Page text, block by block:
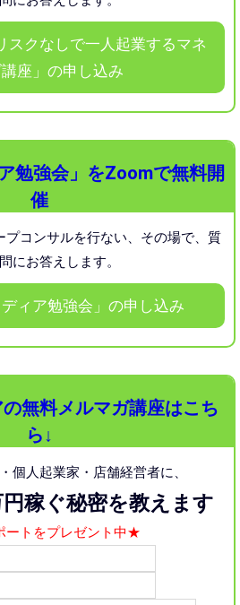
スクなしで一人起業するマネ
座」の申し込み
勉強会」をZoomで無料開
催
コンサルを行ない、 その場で、質
にお答えします。
ィア勉強会」の申し込み
無料メルマガ講座はこち
ら↓
個人起業家・店舗経営者に、
稼ぐ秘密を教えます
ートをプレゼント中★